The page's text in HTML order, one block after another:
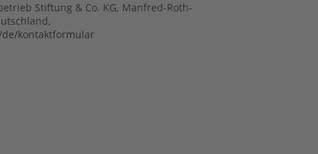
Stiftung & Co. KG, Manfred-Roth-
kontaktformular